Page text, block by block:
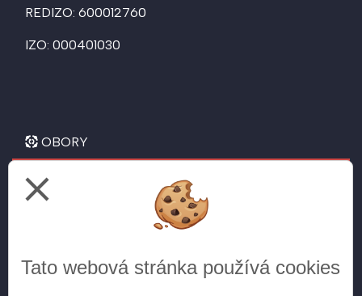
REDIZO: 600012760
IZO: 000401030
OBORY
Letecké technické lyceum
close
Tato webová stránka používá cookies